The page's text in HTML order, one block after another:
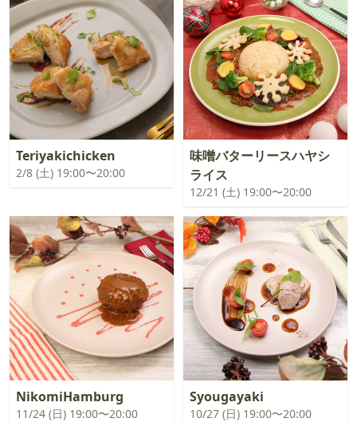
Teriyakichicken
2/8 (土) 19:00〜20:00
味噌バターリースハヤシ
ライス
12/21 (土) 19:00〜20:00
NikomiHamburg
11/24 (日) 19:00〜20:00
Syougayaki
10/27 (日) 19:00〜20:00